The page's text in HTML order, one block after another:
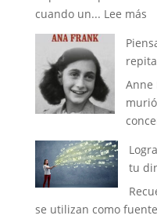
personal
cuando un... Lee más:
y
Anne
tu
se utilizan como